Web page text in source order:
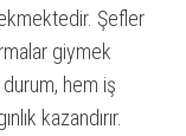
Şefler
giymek
hem iş
kazandırır.